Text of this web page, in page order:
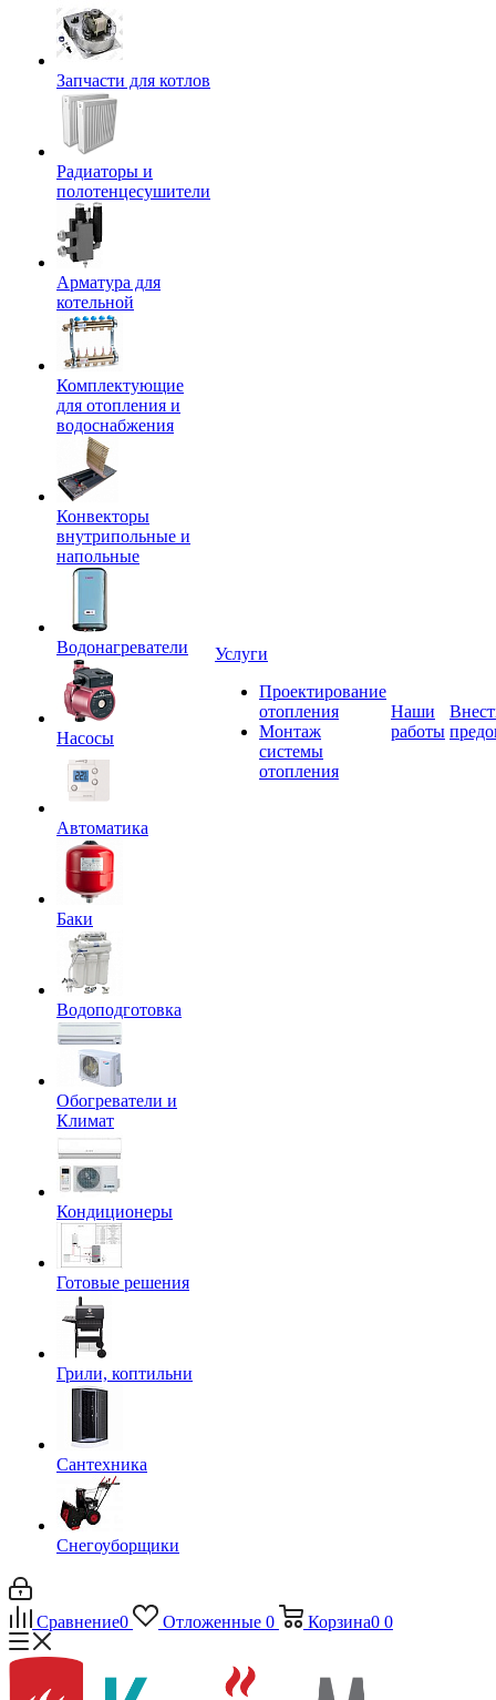
Запчасти для котлов
Радиаторы и
полотенцесушители
Арматура для
котельной
Комплектующие
для отопления и
водоснабжения
Конвекторы
внутрипольные и
напольные
Водонагреватели
Насосы
Автоматика
Баки
Водоподготовка
Обогреватели и
Климат
Кондиционеры
Готовые решения
Грили, коптильни
Сантехника
Снегоуборщики
Услуги
Проектирование
отопления
Монтаж
системы
отопления
Наши
работы
Сравнение0 Отложенные 0 Корзина0 0